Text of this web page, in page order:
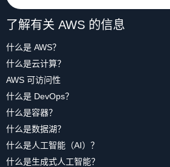
了解有关 AWS 的信息
什么是 AWS？
什么是云计算？
AWS 可访问性
什么是 DevOps？
什么是容器？
什么是数据湖？
什么是人工智能（AI）？
什么是生成式人工智能？